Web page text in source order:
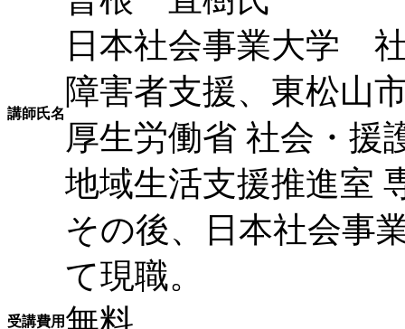
講師氏名
日本社会事業大学
障害者支援、東松山
厚生労働省 社会・援
地域生活支援推進室
その後、日本社会事
て現職。
受講費用